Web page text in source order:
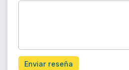
Enviar reseña